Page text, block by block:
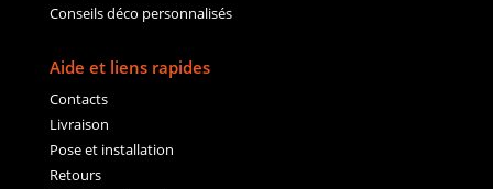
Conseils déco personnalisés
Aide et liens rapides
Contacts
Livraison
Pose et installation
Retours